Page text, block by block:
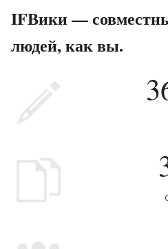
IFВики —
людей, как вы.